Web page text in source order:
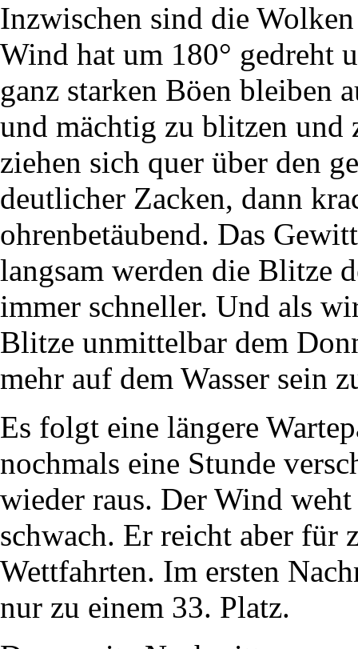
Inzwischen sind die
Wind hat um 180° gedreht
ganz starken Böen bleiben
und mächtig zu blitzen und
ziehen sich quer über den
deutlicher Zacken, dann
ohrenbetäubend. Das
langsam werden die Blitze
immer schneller. Und als
Blitze unmittelbar dem
mehr auf dem Wasser sein
Es folgt eine längere
nochmals eine Stunde
wieder raus. Der Wind
schwach. Er reicht aber für
Wettfahrten. Im ersten
nur zu einem 33. Platz.